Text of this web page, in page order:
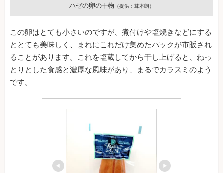
ハゼの卵の干物 （提供：茸本朗）
この卵はとても小さいのですが、煮付けや塩焼きなどにする
ととても美味しく、まれにこれだけ集めたパックが市販され
ることがあります。これを塩蔵してから干し上げると、ねっ
とりとした食感と濃厚な風味があり、まるでカラスミのよう
です。